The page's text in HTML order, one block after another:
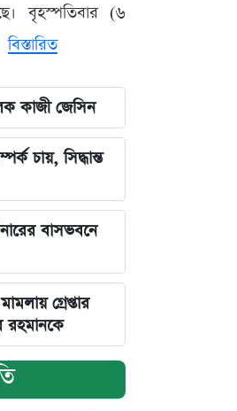
বৃহস্পতিবার (৬
বিস্তারিত
কাজী জেসিন
চায়, সিদ্ধান্ত
বাসভবনে
গ্রেপ্তার
রহমানকে